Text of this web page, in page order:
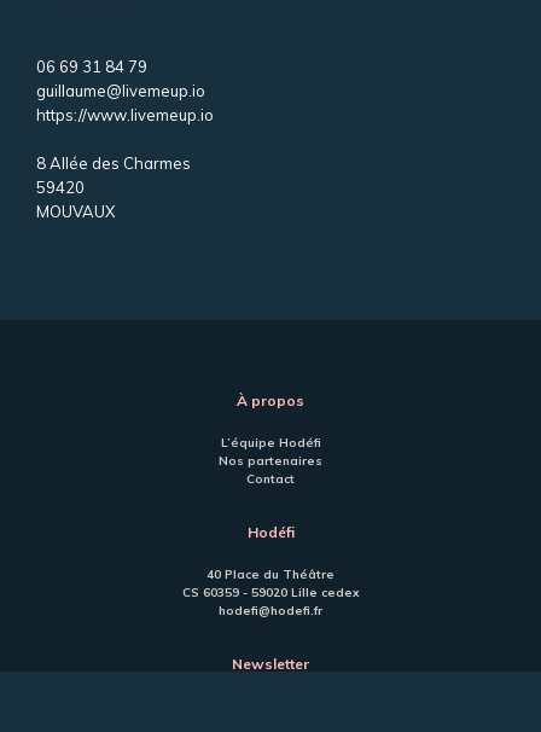
06 69 31 84 79
guillaume@livemeup.io
https://www.livemeup.io
8 Allée des Charmes
59420
MOUVAUX
À propos
L’équipe Hodéfi
Nos partenaires
Contact
Hodéfi
40 Place du Théâtre
CS 60359 - 59020 Lille cedex
hodefi@hodefi.fr
Newsletter